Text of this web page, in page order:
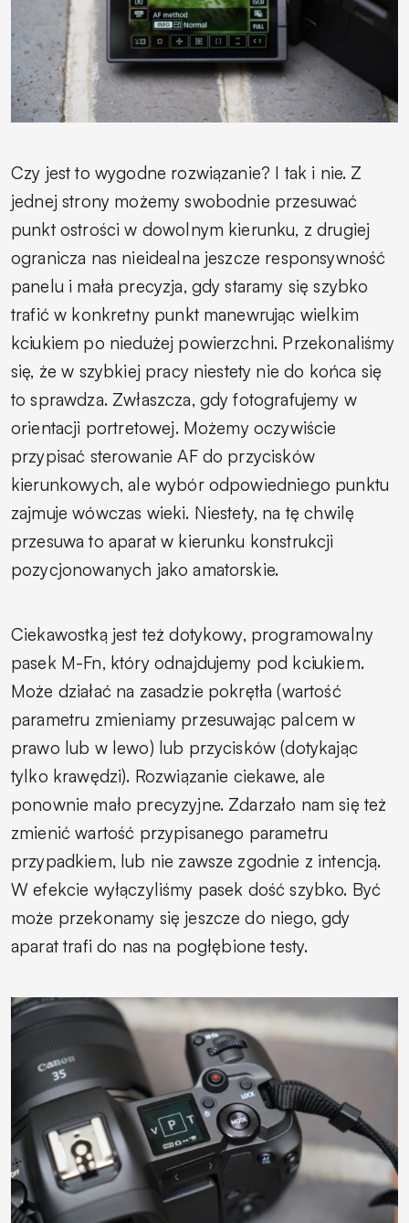
Czy jest to wygodne rozwiązanie? I tak i nie. Z
jednej strony możemy swobodnie przesuwać
punkt ostrości w dowolnym kierunku, z drugiej
ogranicza nas nieidealna jeszcze responsywność
panelu i mała precyzja, gdy staramy się szybko
trafić w konkretny punkt manewrując wielkim
kciukiem po niedużej powierzchni. Przekonaliśmy
się, że w szybkiej pracy niestety nie do końca się
to sprawdza. Zwłaszcza, gdy fotografujemy w
orientacji portretowej. Możemy oczywiście
przypisać sterowanie AF do przycisków
kierunkowych, ale wybór odpowiedniego punktu
zajmuje wówczas wieki. Niestety, na tę chwilę
przesuwa to aparat w kierunku konstrukcji
pozycjonowanych jako amatorskie.
Ciekawostką jest też dotykowy, programowalny
pasek M-Fn, który odnajdujemy pod kciukiem.
Może działać na zasadzie pokrętła (wartość
parametru zmieniamy przesuwając palcem w
prawo lub w lewo) lub przycisków (dotykając
tylko krawędzi). Rozwiązanie ciekawe, ale
ponownie mało precyzyjne. Zdarzało nam się też
zmienić wartość przypisanego parametru
przypadkiem, lub nie zawsze zgodnie z intencją.
W efekcie wyłączyliśmy pasek dość szybko. Być
może przekonamy się jeszcze do niego, gdy
aparat trafi do nas na pogłębione testy.